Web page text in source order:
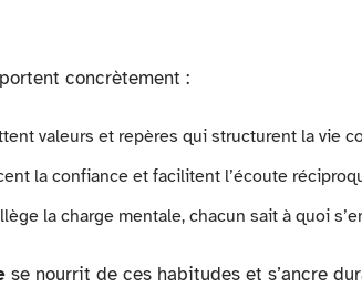
concrètement :
valeurs et repères qui structurent la vie
la confiance et facilitent l’écoute
la charge mentale, chacun sait à quoi
se nourrit de ces habitudes et s’ancre